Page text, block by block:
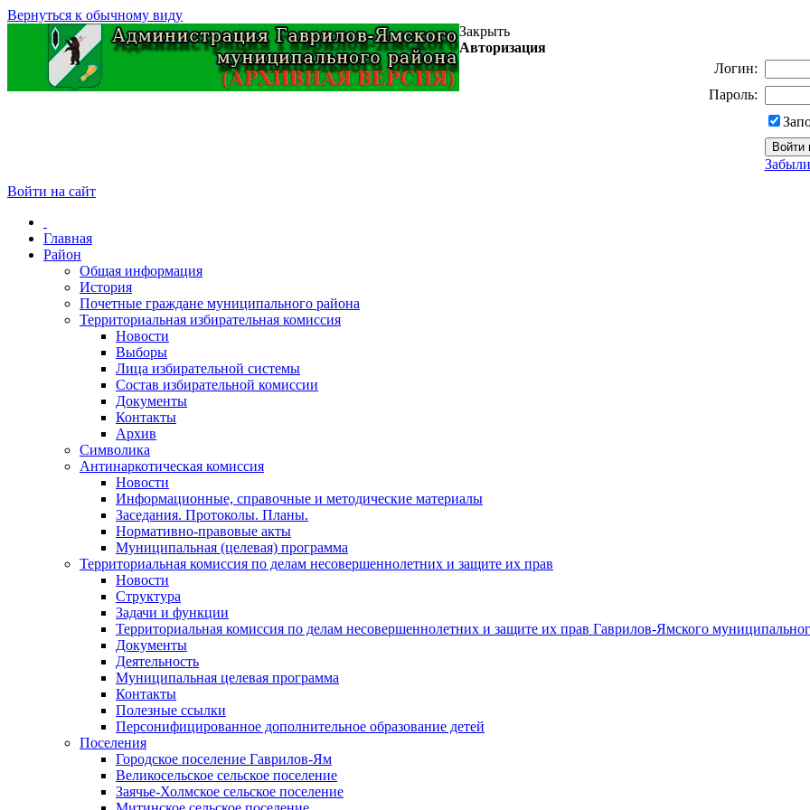
Вернуться к обычному виду
Закрыть
Авторизация
Логин:
Пароль:
Войти на сайт
Главная
Район
Общая информация
История
Почетные граждане муниципального района
Территориальная избирательная комиссия
Новости
Выборы
Лица избирательной системы
Состав избирательной комиссии
Документы
Контакты
Архив
Символика
Антинаркотическая комиссия
Новости
Информационные, справочные и методические материалы
Заседания. Протоколы. Планы.
Нормативно-правовые акты
Муниципальная (целевая) программа
Территориальная комиссия по делам несовершеннолетних и защите их прав
Новости
Структура
Задачи и функции
Территориальная комиссия по делам несовершеннолетних и защите их прав Гаврилов-Ямского
Документы
Деятельность
Муниципальная целевая программа
Контакты
Полезные ссылки
Персонифицированное дополнительное образование детей
Поселения
Городское поселение Гаврилов-Ям
Великосельское сельское поселение
Заячье-Холмское сельское поселение